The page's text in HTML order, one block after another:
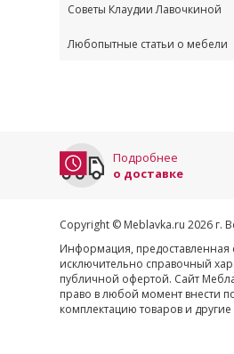
Советы Клаудии Лавочкиной
Любопытные статьи о мебели
Подробнее
о доставке
Copyright © Meblavka.ru 2026 г.
Информация, предоставленная
исключительно справочный
публичной офертой. Сайт
право в любой момент внести
комплектацию товаров и другие